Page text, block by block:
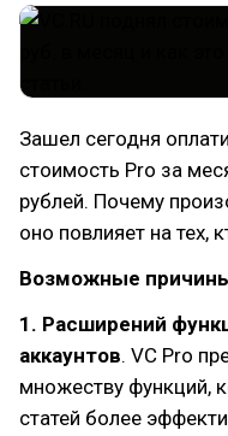
Зашел сегодня
стоимость Pro за
рублей. Почему
оно повлияет на тех,
Возможные
1. Расширений
аккаунтов. VC Pro
множеству функций,
статей более